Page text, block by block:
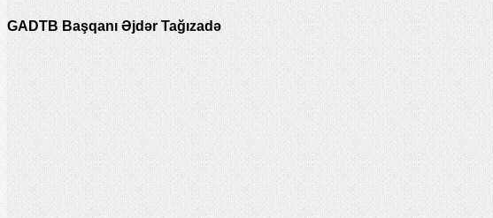
GADTB Başqanı Əjdər Tağızadə